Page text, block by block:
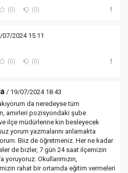
(0) (0)
07/2024 15:11
(0) (0)
/ 19/07/2024 18:43
da neredeyse tüm
amirleri pozisyondaki şube
ilçe müdürlerine kin besleyecek
yorum yazmalarını anlamakta
Biiz de öğretmeniz. Her ne kadar
de bizler, 7 gün 24 saat ilçemizin
yoruyoruz. Okullarımızın,
rahat bir ortamda eğitim vermeleri